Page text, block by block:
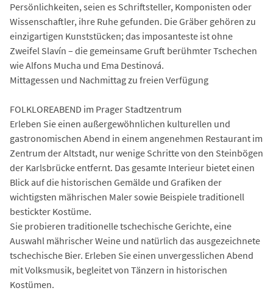
Persönlichkeiten, seien es Schriftsteller, Komponisten oder
Wissenschaftler, ihre Ruhe gefunden. Die Gräber gehören zu
einzigartigen Kunststücken; das imposanteste ist ohne
Zweifel Slavín – die gemeinsame Gruft berühmter Tschechen
wie Alfons Mucha und Ema Destinová.
Mittagessen und Nachmittag zu freien Verfügung
FOLKLOREABEND im Prager Stadtzentrum
Erleben Sie einen außergewöhnlichen kulturellen und
gastronomischen Abend in einem angenehmen Restaurant im
Zentrum der Altstadt, nur wenige Schritte von den Steinbögen
der Karlsbrücke entfernt. Das gesamte Interieur bietet einen
Blick auf die historischen Gemälde und Grafiken der
wichtigsten mährischen Maler sowie Beispiele traditionell
bestickter Kostüme.
Sie probieren traditionelle tschechische Gerichte, eine
Auswahl mährischer Weine und natürlich das ausgezeichnete
tschechische Bier. Erleben Sie einen unvergesslichen Abend
mit Volksmusik, begleitet von Tänzern in historischen
Kostümen.